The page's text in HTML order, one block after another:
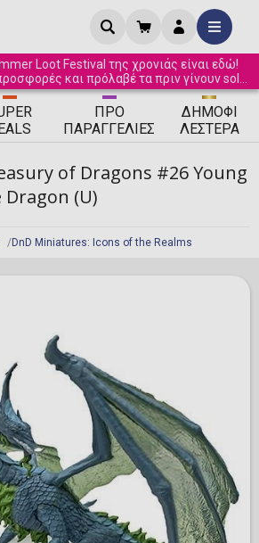
Loot Festival της χρονιάς είναι εδώ!
και πρόλαβέ τα πριν γίνουν sold
out! ☀️
ΠΡΟ
ΠΑΡΑΓΓΕΛΊΕΣ
ΔΗΜΟΦΙ
ΛΈΣΤΕΡΑ
DnD Miniatures: Icons of the Realms
of Dragons #26 Young
(U)